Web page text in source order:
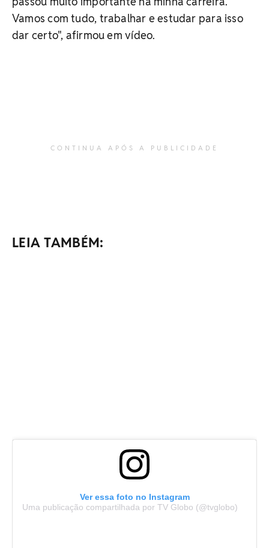
Vamos com tudo, trabalhar e estudar para isso
dar certo", afirmou em vídeo.
CONTINUA APÓS A PUBLICIDADE
LEIA TAMBÉM:
Ver essa foto no Instagram
Uma publicação compartilhada por TV Globo (@tvglobo)